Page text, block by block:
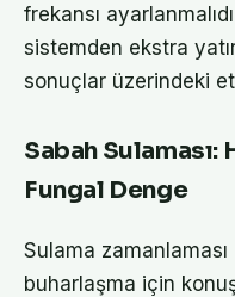
frekansı
sistemden ekstra
sonuçlar üzerindeki
Sabah Sulaması:
Fungal Denge
Sulama zamanlaması
buharlaşma için